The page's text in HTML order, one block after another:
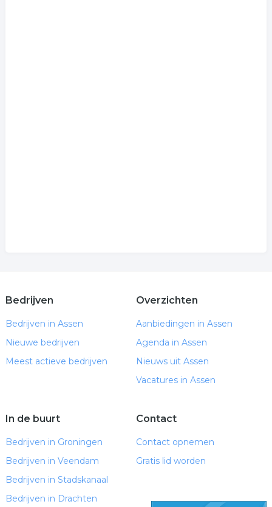
Bedrijven
Bedrijven in Assen
Nieuwe bedrijven
Meest actieve bedrijven
Overzichten
Aanbiedingen in Assen
Agenda in Assen
Nieuws uit Assen
Vacatures in Assen
In de buurt
Bedrijven in Groningen
Bedrijven in Veendam
Bedrijven in Stadskanaal
Bedrijven in Drachten
Contact
Contact opnemen
Gratis lid worden